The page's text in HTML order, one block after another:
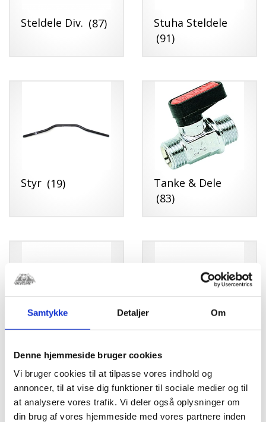
Samtykke Detaljer Om
Denne hjemmeside bruger cookies
Vi bruger cookies til at tilpasse vores indhold og
annoncer, til at vise dig funktioner til sociale medier og til
at analysere vores trafik. Vi deler også oplysninger om
din brug af vores hjemmeside med vores partnere inden
Steldele Div. (87)
Stuha Steldele
(91)
Styr (19)
Tanke & Dele
(83)
Hætter mm.(62)
Dele